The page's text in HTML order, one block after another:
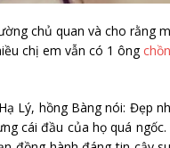
chủ quan và cho rằng
chị em vẫn có 1 ông
Lý, hồng Bàng nói: Đẹp
cái đầu của họ quá